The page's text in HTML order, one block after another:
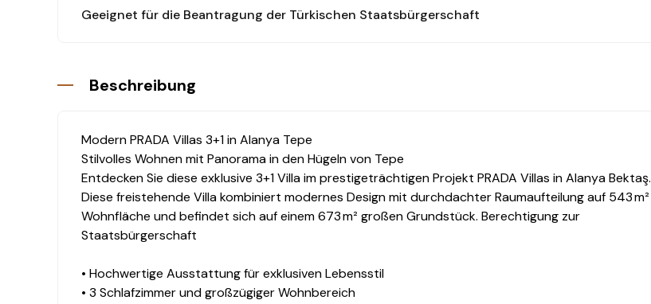
Geeignet für die Beantragung der Türkischen Staatsbürgerschaft
Beschreibung
Modern PRADA Villas 3+1 in Alanya Tepe
Stilvolles Wohnen mit Panorama in den Hügeln von Tepe
Entdecken Sie diese exklusive 3+1 Villa im prestigeträchtigen Projekt PRADA Villas in Alanya Bektaş.
Diese freistehende Villa kombiniert modernes Design mit durchdachter Raumaufteilung auf 543 m²
Wohnfläche und befindet sich auf einem 673 m² großen Grundstück. Berechtigung zur
Staatsbürgerschaft
• Hochwertige Ausstattung für exklusiven Lebensstil
• 3 Schlafzimmer und großzügiger Wohnbereich